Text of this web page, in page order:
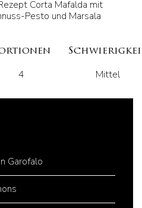
Corta Mafalda mit
Pesto und Marsala
4 Mittel
Garofalo